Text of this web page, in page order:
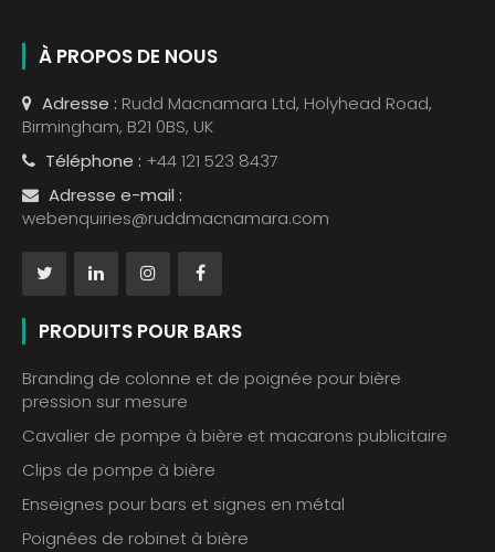
À PROPOS DE NOUS
Adresse : Rudd Macnamara Ltd, Holyhead Road,
Birmingham, B21 0BS, UK
Téléphone : +44 121 523 8437
Adresse e-mail :
webenquiries@ruddmacnamara.com
PRODUITS POUR BARS
Branding de colonne et de poignée pour bière
pression sur mesure
Cavalier de pompe à bière et macarons publicitaire
Clips de pompe à bière
Enseignes pour bars et signes en métal
Poignées de robinet à bière